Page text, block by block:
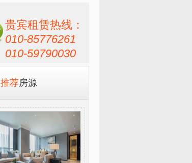
贵宾租赁热线：
010-85776261
010-59790030
推荐房源